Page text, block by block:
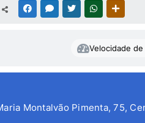
FACEBOOKMESSENGER
TWITTERWHATSAPP
Velocidade
Montalvão Pimenta, 75,